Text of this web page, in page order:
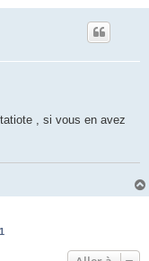
, si vous en avez
1